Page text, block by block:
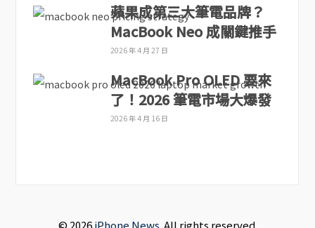
蘋果成第三大筆電品牌？
MacBook Neo 成關鍵推手
2026 年 4 月 27 日
MacBook Pro OLED 要來
了！2026 筆電市場大爆發
2026 年 4 月 16 日
© 2026iPhone News . All rights reserved.